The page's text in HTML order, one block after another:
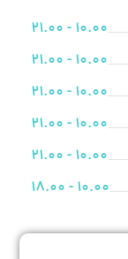
10.00 - 21.00
10.00 - 21.00
10.00 - 21.00
10.00 - 21.00
10.00 - 21.00
10.00 - 18.00